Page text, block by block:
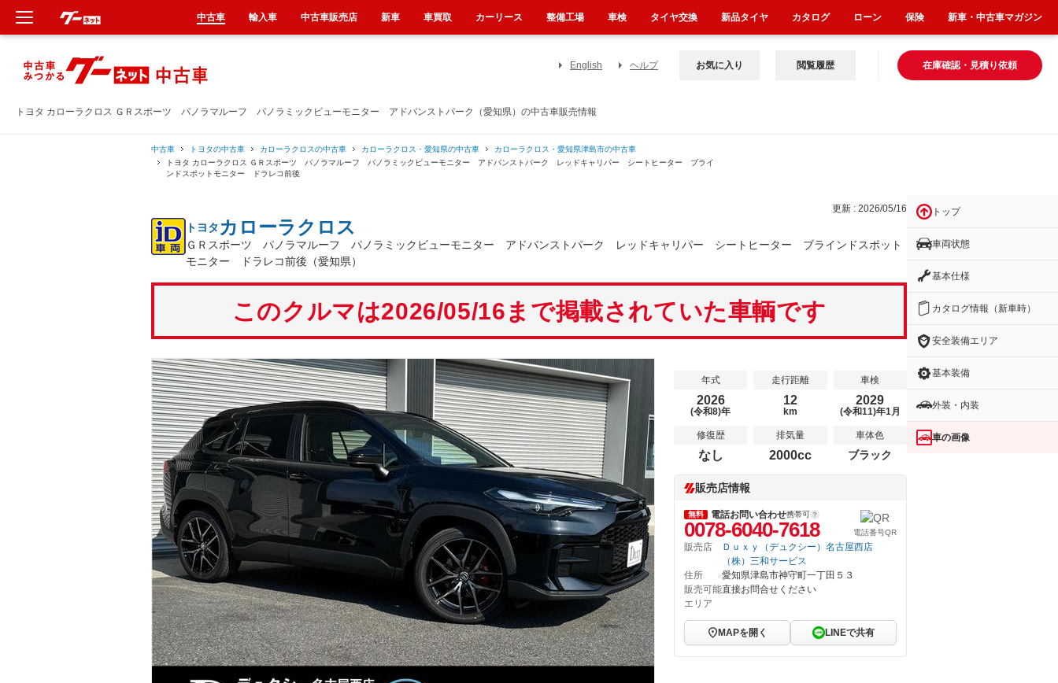
トヨタ カローラクロス ＧＲスポーツ パノラマルーフ パノラミックビューモニター アドバンストパーク（愛知県）の中古車販売情報
English ヘルプ 在庫確認・見積り依頼
お気に入り 閲覧履歴
中古車 トヨタの中古車 カローラクロスの中古車 カローラクロス・愛知県の中古車
カローラクロス・愛知県津島市の中古車
トヨタ カローラクロス ＧＲスポーツ パノラマルーフ パノラミックビューモニター アドバンストパーク レッドキャリパー シートヒーター ブライ
ンドスポットモニター ドラレコ前後
更新 : 2026/05/16
トヨタ カローラクロス
ＧＲスポーツ パノラマルーフ パノラミックビューモニター アドバンストパーク レッドキャリパー シートヒーター ブラインドスポット
モニター ドラレコ前後（愛知県）
このクルマは2026/05/16まで掲載されていた車輌です
年式
2026
(令和8)年
走行距離
12
km
車検
2029
(令和11)年1月
修復歴
なし
排気量
2000cc
車体色
ブラック
販売店情報
無料 電話お問い合わせ携帯可
0078-6040-7618 電話番号QR
販売店
Ｄｕｘｙ（デュクシー）名古屋西店
（株）三和サービス
住所
愛知県津島市神守町一丁田５３
販売可能
エリア
直接お問合せください
MAPを開く LINEで共有
トップ
車両状態
基本仕様
カタログ情報（新車時）
安全装備エリア
基本装備
外装・内装
車の画像
中古車 輸入車 中古車販売店 新車 車買取 カーリース 整備工場 車検 タイヤ交換 新品タイヤ カタログ ローン 保険 新車・中古車マガジン
新車
中古車